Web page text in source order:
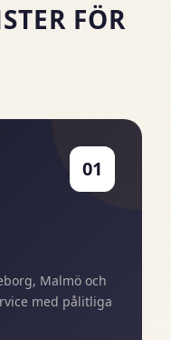
FÖR
01
Malmö och
med pålitliga